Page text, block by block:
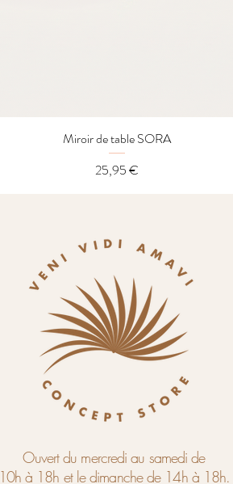
Aperçu rapide
Miroir de table SORA
Prix
25,95 €
Ouvert du mercredi au samedi de
10h à 18h et le dimanche de 14h à 18h.